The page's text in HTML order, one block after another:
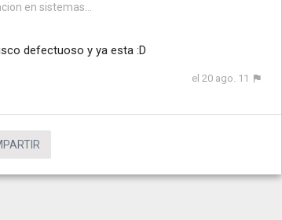
en sistemas...
defectuoso y ya esta :D
el 20 ago. 11